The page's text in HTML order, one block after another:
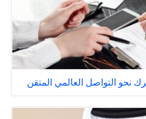
التواصل العالمي المتقن